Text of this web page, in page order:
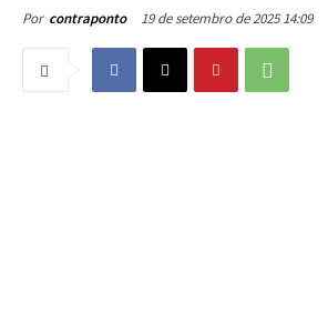
Por contraponto 19 de setembro de 2025 14:09